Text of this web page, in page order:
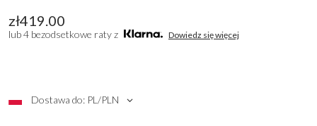
zł419.00
lub 4 bezodsetkowe raty z Dowiedz się więcej
Dostawa do: PL/PLN